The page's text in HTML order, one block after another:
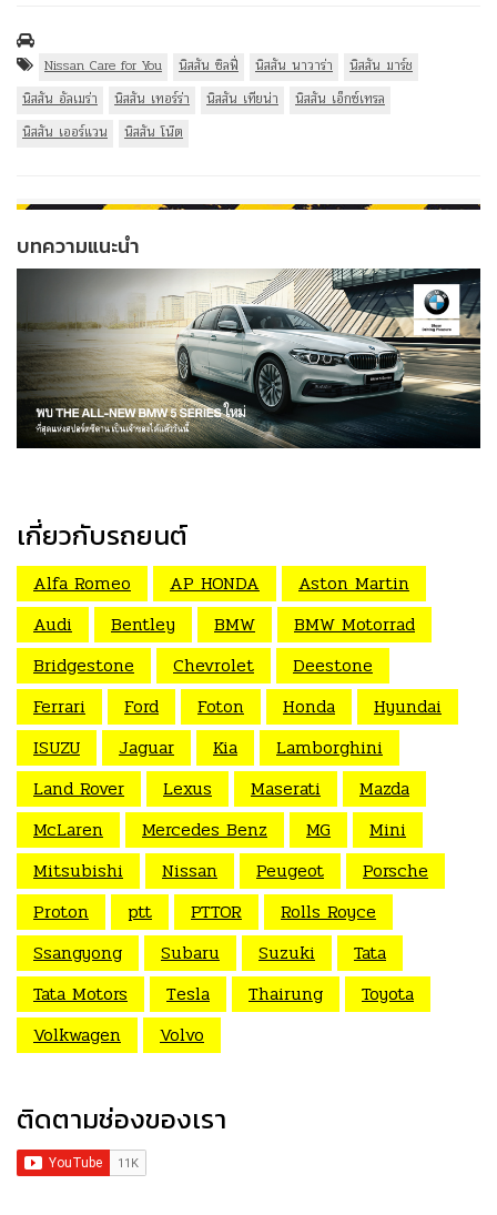
Nissan Care for You นิสสัน ซิลฟี่ นิสสัน นาวาร่า
นิสสัน มาร์ช
นิสสัน อัลเมร่า
นิสสัน เทอร์ร่า นิสสัน เทียน่า
นิสสัน เอ็กซ์เทรล
นิสสัน เออร์แวน
นิสสัน โน๊ต
บทความแนะนำ
เกี่ยวกับรถยนต์
Alfa Romeo AP HONDA
Aston Martin
Audi
Bentley BMW
BMW Motorrad
Bridgestone
Chevrolet
Deestone
Ferrari
Ford Foton Honda
Hyundai
ISUZU
Jaguar Kia
Lamborghini
Land Rover
Lexus Maserati
Mazda
McLaren
Mercedes Benz MG
Mini
Mitsubishi
Nissan Peugeot
Porsche
Proton
ptt PTTOR
Rolls Royce
Ssangyong
Subaru Suzuki
Tata
Tata Motors
Tesla Thairung
Toyota
Volkwagen
Volvo
ติดตามช่องของเรา